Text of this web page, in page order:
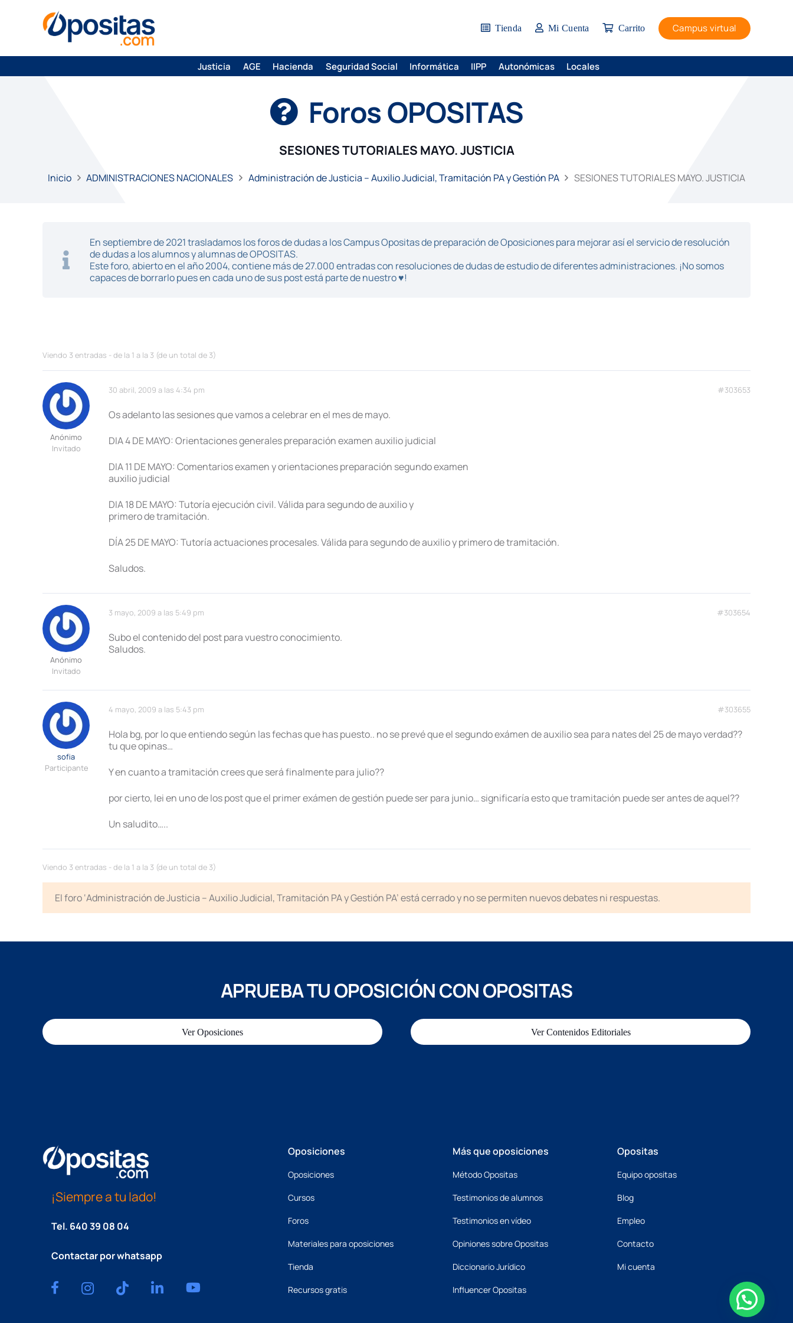
Tienda Mi Cuenta Carrito Campus virtual
Justicia AGE Hacienda Seguridad Social Informática IIPP Autonómicas Locales
Foros OPOSITAS
SESIONES TUTORIALES MAYO. JUSTICIA
Inicio ADMINISTRACIONES NACIONALES Administración de Justicia – Auxilio Judicial, Tramitación PA y Gestión PA SESIONES TUTORIALES MAYO. JUSTICIA
En septiembre de 2021 trasladamos los foros de dudas a los Campus Opositas de preparación de Oposiciones para mejorar así el servicio de resolución
de dudas a los alumnos y alumnas de OPOSITAS.
Este foro, abierto en el año 2004, contiene más de 27.000 entradas con resoluciones de dudas de estudio de diferentes administraciones. ¡No somos
capaces de borrarlo pues en cada uno de sus post está parte de nuestro ♥!
Viendo 3 entradas - de la 1 a la 3 (de un total de 3)
30 abril, 2009 a las 4:34 pm #303653
Anónimo
Invitado
Os adelanto las sesiones que vamos a celebrar en el mes de mayo.
DIA 4 DE MAYO: Orientaciones generales preparación examen auxilio judicial
DIA 11 DE MAYO: Comentarios examen y orientaciones preparación segundo examen
auxilio judicial
DIA 18 DE MAYO: Tutoría ejecución civil. Válida para segundo de auxilio y
primero de tramitación.
DÍA 25 DE MAYO: Tutoría actuaciones procesales. Válida para segundo de auxilio y primero de tramitación.
Saludos.
3 mayo, 2009 a las 5:49 pm #303654
Anónimo
Invitado
Subo el contenido del post para vuestro conocimiento.
Saludos.
4 mayo, 2009 a las 5:43 pm #303655
sofia
Participante
Hola bg, por lo que entiendo según las fechas que has puesto.. no se prevé que el segundo exámen de auxilio sea para nates del 25 de mayo verdad??
tu que opinas…
Y en cuanto a tramitación crees que será finalmente para julio??
por cierto, lei en uno de los post que el primer exámen de gestión puede ser para junio… significaría esto que tramitación puede ser antes de aquel??
Un saludito…..
Viendo 3 entradas - de la 1 a la 3 (de un total de 3)
El foro ‘Administración de Justicia – Auxilio Judicial, Tramitación PA y Gestión PA’ está cerrado y no se permiten nuevos debates ni respuestas.
APRUEBA TU OPOSICIÓN CON OPOSITAS
Ver Oposiciones Ver Contenidos Editoriales
¡Siempre a tu lado!
Tel. 640 39 08 04
Contactar por whatsapp
Oposiciones
Oposiciones
Cursos
Foros
Materiales para oposiciones
Tienda
Recursos gratis
Más que oposiciones
Método Opositas
Testimonios de alumnos
Testimonios en vídeo
Opiniones sobre Opositas
Diccionario Jurídico
Influencer Opositas
Opositas
Equipo opositas
Blog
Empleo
Contacto
Mi cuenta